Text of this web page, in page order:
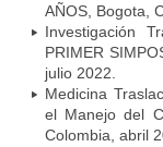
AÑOS, Bogota,
Investigación
PRIMER
julio 2022.
Medicina
el Manejo del
Colombia, abril